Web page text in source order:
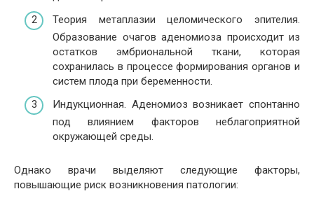
Теория метаплазии целомического эпителия.
Образование очагов аденомиоза происходит из
остатков эмбриональной ткани, которая
сохранилась в процессе формирования органов и
систем плода при беременности.
Индукционная. Аденомиоз возникает спонтанно
под влиянием факторов неблагоприятной
окружающей среды.
Однако врачи выделяют следующие факторы,
повышающие риск возникновения патологии: